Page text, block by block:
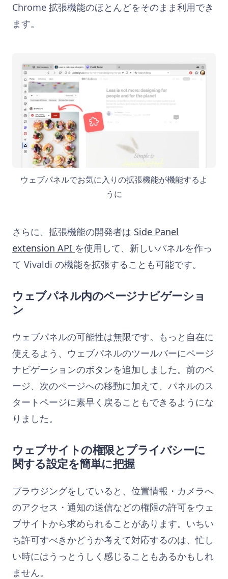
Chrome 拡張機能のほとんどをそのまま利用でき
ます。
ウェブパネルでお気に入りの拡張機能が機能するよ
うに
さらに、拡張機能の開発者は Side Panel
extension API を使用して、新しいパネルを作っ
て Vivaldi の機能を拡張することも可能です。
ウェブパネル内のページナビゲーショ
ン
ウェブパネルの可能性は無限です。もっと自在に
使えるよう、ウェブパネルのツールバーにページ
ナビゲーションのボタンを追加しました。前のペ
ージ、次のページへの移動に加えて、パネルのス
タートページに素早く戻ることもできるようにな
りました。
ウェブサイトの権限とプライバシーに
関する設定を簡単に把握
ブラウジングをしていると、位置情報・カメラへ
のアクセス・通知の送信などの権限の許可をウェ
ブサイトから求められることがあります。いちい
ち許可すべきかどうか考えて対応するのは、忙し
い時にはうっとうしく感じることもあるかもしれ
ません。